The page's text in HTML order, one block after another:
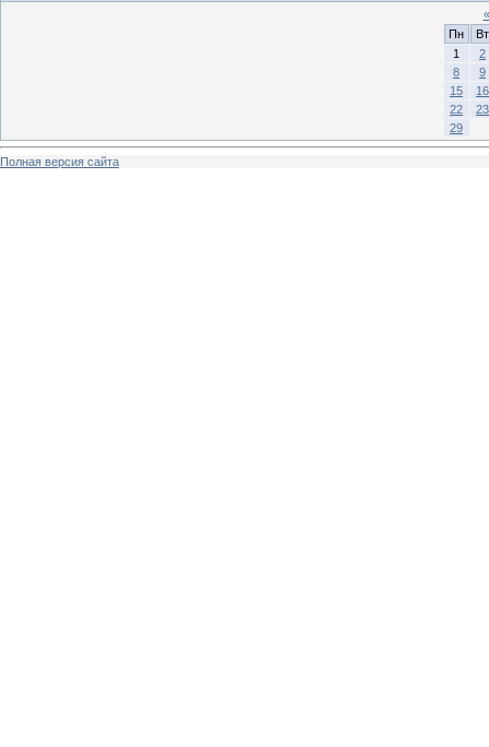
«
Пн
Вт
1
2
8
9
15
16
22
23
29
Полная версия сайта